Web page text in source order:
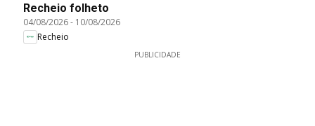
Recheio folheto
04/08/2026- 10/08/2026
Recheio
PUBLICIDADE